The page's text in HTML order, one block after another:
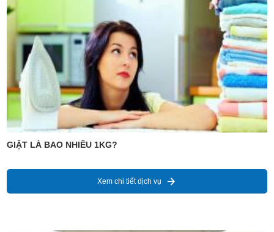
GIẶT LÀ BAO NHIÊU 1KG?
Xem chi tiết dịch vụ